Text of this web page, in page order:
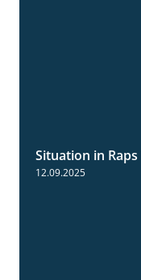
Situation in Raps
12.09.2025